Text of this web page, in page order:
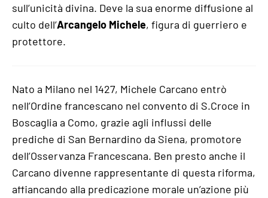
sull’unicità divina. Deve la sua enorme diffusione al
culto dell’Arcangelo Michele, figura di guerriero e
protettore.
Nato a Milano nel 1427, Michele Carcano entrò
nell’Ordine francescano nel convento di S.Croce in
Boscaglia a Como, grazie agli influssi delle
prediche di San Bernardino da Siena, promotore
dell’Osservanza Francescana. Ben presto anche il
Carcano divenne rappresentante di questa riforma,
affiancando alla predicazione morale un’azione più